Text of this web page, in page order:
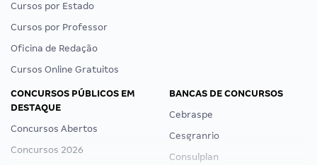
Cursos por Estado
Cursos por Professor
Oficina de Redação
Cursos Online Gratuitos
CONCURSOS PÚBLICOS EM
DESTAQUE
Concursos Abertos
Concursos 2026
BANCAS DE CONCURSOS
Cebraspe
Cesgranrio
Consulplan